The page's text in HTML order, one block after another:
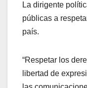
La dirigente
públicas a
país.
“Respetar los
libertad de